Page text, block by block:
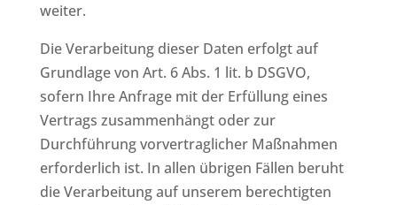
weiter.
Die Verarbeitung dieser Daten erfolgt auf
Grundlage von Art. 6 Abs. 1 lit. b DSGVO,
sofern Ihre Anfrage mit der Erfüllung eines
Vertrags zusammenhängt oder zur
Durchführung vorvertraglicher Maßnahmen
erforderlich ist. In allen übrigen Fällen beruht
die Verarbeitung auf unserem berechtigten